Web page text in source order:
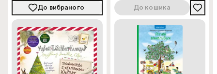
До вибраного До кошика